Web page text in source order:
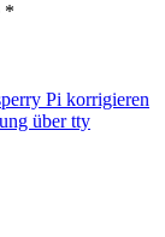
*
Pi korrigieren
über tty